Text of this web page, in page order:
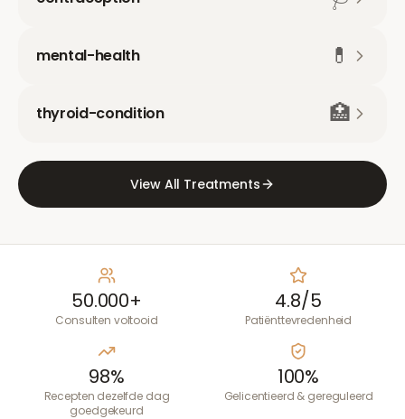
mental-health 💊
thyroid-condition 🏥
View All Treatments
50.000+
Consulten voltooid
4.8/5
Patiënttevredenheid
98%
Recepten dezelfde dag
goedgekeurd
100%
Gelicentieerd & gereguleerd